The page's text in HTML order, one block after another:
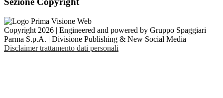
Copyright 2026 | Engineered and powered by Gruppo Spaggiari
Parma S.p.A. | Divisione Publishing & New Social Media
Disclaimer trattamento dati personali